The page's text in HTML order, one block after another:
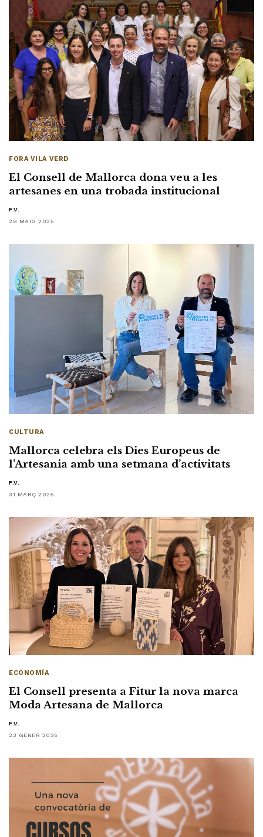
FORA VILA VERD
El Consell de Mallorca dona veu a les
artesanes en una trobada institucional
F.V.
28 MAIG 2025
CULTURA
Mallorca celebra els Dies Europeus de
l’Artesania amb una setmana d’activitats
F.V.
31 MARÇ 2025
ECONOMÍA
El Consell presenta a Fitur la nova marca
Moda Artesana de Mallorca
F.V.
23 GENER 2025